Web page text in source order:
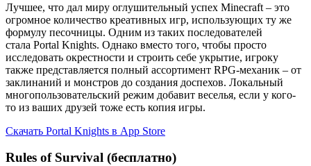
Лучшее, что дал миру оглушительный успех Minecraft – это
огромное количество креативных игр, использующих ту же
формулу песочницы. Одним из таких последователей
стала Portal Knights. Однако вместо того, чтобы просто
исследовать окрестности и строить себе укрытие, игроку
также представляется полный ассортимент RPG-механик – от
заклинаний и монстров до создания доспехов. Локальный
многопользовательский режим добавит веселья, если у кого-
то из ваших друзей тоже есть копия игры.
Скачать Portal Knights в App Store
Rules of Survival (бесплатно)